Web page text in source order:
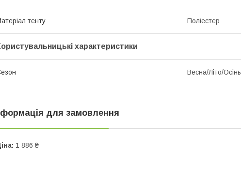
тенту Поліестер
характеристики
Весна/Літо/Осінь
для замовлення
1 886 ₴